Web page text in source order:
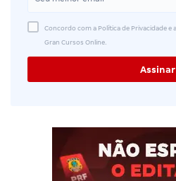
Concordo com a Política de Privacidade e
Gran Cursos Online.